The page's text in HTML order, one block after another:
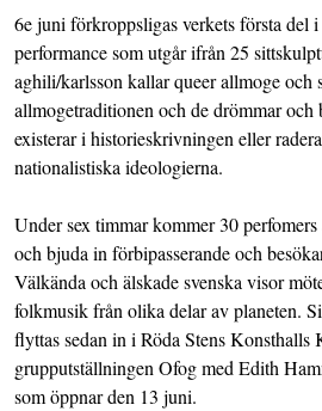
6e juni förkroppsligas verkets första del i
performance som utgår ifrån 25
aghili/karlsson kallar queer allmoge och
allmogetraditionen och de drömmar och
existerar i historieskrivningen eller
nationalistiska ideologierna.
Under sex timmar kommer 30
och bjuda in förbipasserande och
Välkända och älskade svenska visor
folkmusik från olika delar av planeten.
flyttas sedan in i Röda Stens Konsthalls
grupputställningen Ofog med Edith
som öppnar den 13 juni.